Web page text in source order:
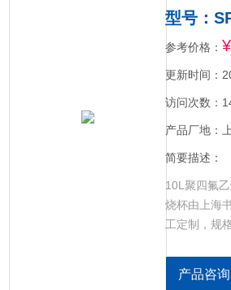
型号：
参考价格：
更新时间：
访问次数：
产品厂地：
简要描述：
10L聚四氟
烧杯由上海
工定制，规
PTFE烧杯
产品咨询